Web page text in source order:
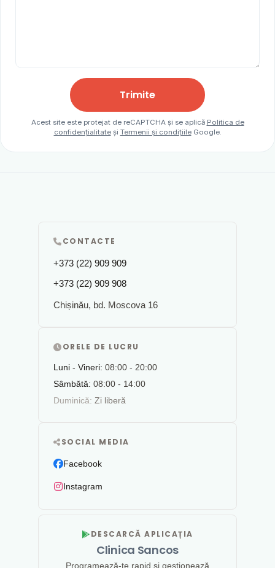
Trimite
Acest site este protejat de reCAPTCHA și se aplică Politica de
confidențialitateși Termenii și condițiileGoogle.
CONTACTE
+373 (22) 909 909
+373 (22) 909 908
Chișinău, bd. Moscova 16
ORELE DE LUCRU
Luni - Vineri: 08:00 - 20:00
Sâmbătă: 08:00 - 14:00
Duminică: Zi liberă
SOCIAL MEDIA
Facebook
Instagram
DESCARCĂ APLICAȚIA
Clinica Sancos
Programează-te rapid și gestionează